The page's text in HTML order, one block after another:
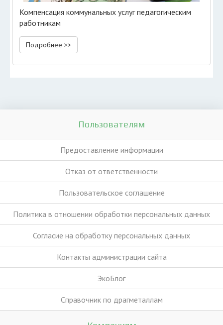
Компенсация коммунальных услуг педагогическим
работникам
Подробнее >>
Пользователям
Предоставление информации
Отказ от ответственности
Пользовательское соглашение
Политика в отношении обработки персональных данных
Согласие на обработку персональных данных
Контакты администрации сайта
ЭкоБлог
Справочник по драгметаллам